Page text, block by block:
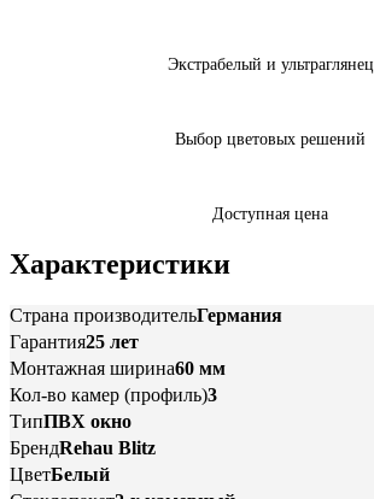
Экстрабелый и ультраглянец
Выбор цветовых решений
Доступная цена
Характеристики
Страна производительГермания
Гарантия25 лет
Монтажная ширина60 мм
Кол-во камер (профиль)3
ТипПВХ окно
БрендRehau Blitz
ЦветБелый